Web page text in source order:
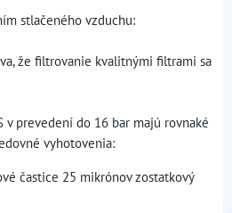
stlačeného vzduchu:
že filtrovanie kvalitnými filtrami sa
v prevedení do 16 bar majú rovnaké
vyhotovenia:
častice 25 mikrónov zostatkový